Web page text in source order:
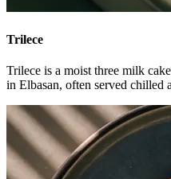
Trilece
Trilece is a moist three milk
in Elbasan, often served chilled